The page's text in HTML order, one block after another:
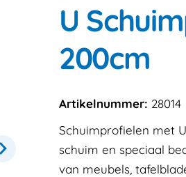
U
200cm
Artikelnummer: 28014
Schuimprofielen met
schuim en speciaal
van meubels,